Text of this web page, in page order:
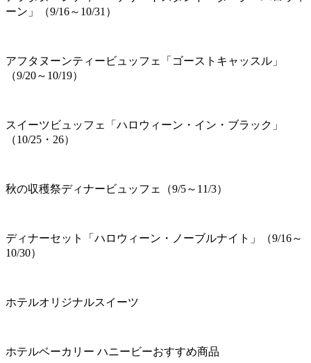
ーン」（9/16～10/31）
アフタヌーンティービュッフェ「ゴーストキャッスル」
（9/20～10/19）
スイーツビュッフェ「ハロウィーン・イン・ブラック」
（10/25・26）
秋の収穫祭ディナービュッフェ（9/5～11/3）
ディナーセット「ハロウィーン・ノーブルナイト」（9/16～
10/30）
ホテルオリジナルスイーツ
ホテルベーカリー ハニービーおすすめ商品